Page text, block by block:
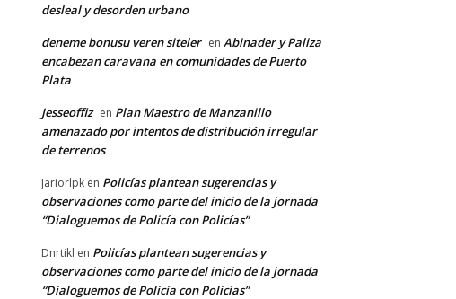
desleal y desorden urbano
deneme bonusu veren siteler en Abinader y Paliza
encabezan caravana en comunidades de Puerto
Plata
Jesseoffiz en Plan Maestro de Manzanillo
amenazado por intentos de distribución irregular
de terrenos
Jariorlpk en Policías plantean sugerencias y
observaciones como parte del inicio de la jornada
“Dialoguemos de Policía con Policías”
Dnrtikl en Policías plantean sugerencias y
observaciones como parte del inicio de la jornada
“Dialoguemos de Policía con Policías”